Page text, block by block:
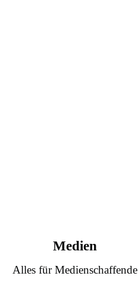
Medien
Alles für Medienschaffende